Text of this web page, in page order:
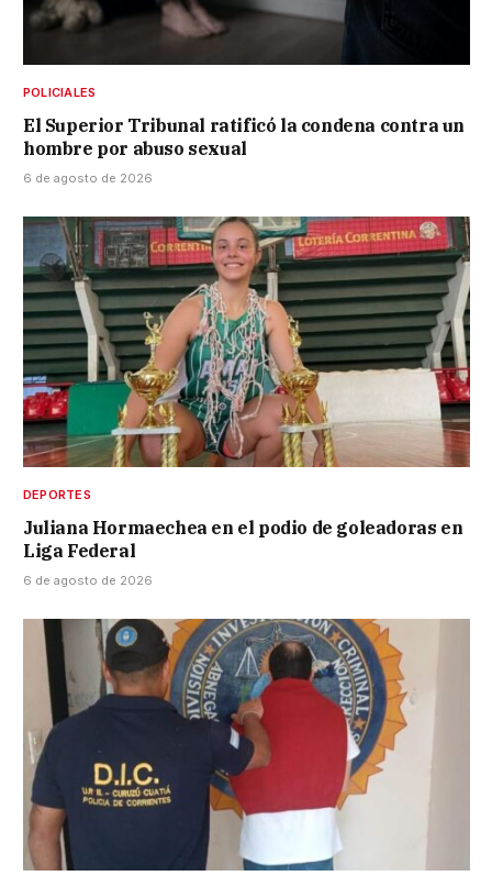
POLICIALES
El Superior Tribunal ratificó la condena contra un
hombre por abuso sexual
6 de agosto de 2026
DEPORTES
Juliana Hormaechea en el podio de goleadoras en
Liga Federal
6 de agosto de 2026